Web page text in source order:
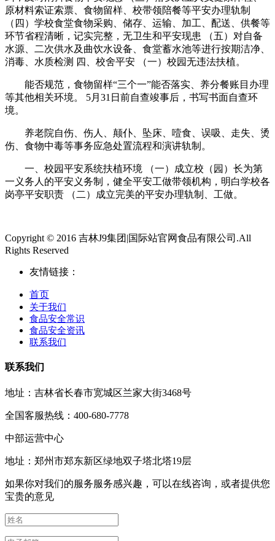
原材料索证索票、食物留样、校带领陪餐等平安办理轨制
（四）学校食堂食物采购、储存、运输、加工、配送、供餐等
环节省程清晰，记实完整，无卫生和平安现患 （五）对自备
水源、二次供水及曲饮水设备、食堂蓄水池等进行按期洁净、
消毒、水质检测 四、校舍平安 （一）校园无违法扶植。
能否规范，食物留样“三个一”能否落实、养分餐账目办理
等其他相关环境。 5月31日前自查竣事后，书写书面自查环
境。
养老院自伤、伤人、颠仆、坠床、噎食、误吸、走失、烫
伤、食物中毒等事务应急处置流程和演讲轨制。
一、校园平安系统扶植环境 （一）成立校（园）长为第
一义务人的平安义务制，健全平安工做带领机构，明白学校各
岗亭平安职责 （二）成立完美的平安办理轨制、工做。
Copyright © 2016 吉林J9集团|国际站官网食品有限公司.All
Rights Reserved
友情链接：
首页
关于我们
食品安全常识
食品安全资讯
联系我们
联系我们
地址：吉林省长春市宽城区兰家大街3468号
全国客服热线：400-680-7778
中部运营中心
地址：郑州市郑东新区绿地双子塔北塔19层
如果你对我们的服务服务感兴趣，可以在线咨询，或者提供您
宝贵的意见